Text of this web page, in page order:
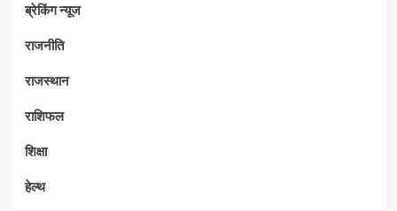
ब्रेकिंग न्यूज
राजनीति
राजस्थान
राशिफल
शिक्षा
हेल्थ